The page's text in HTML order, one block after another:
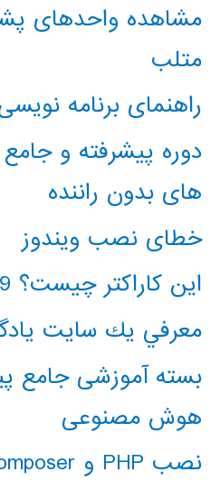
مشاهده واحدهای
متلب
راهنمای برنامه
دوره پیشرفته و
های بدون راننده
خطای نصب ویندوز
این کاراکتر چیست؟ 65279
معرفي يك سايت
بسته آموزشی جامع
هوش مصنوعی
نصب PHP و composer در ویندوز 10